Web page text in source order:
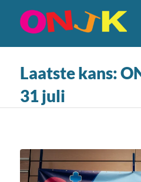
Laatste kans:
31 juli